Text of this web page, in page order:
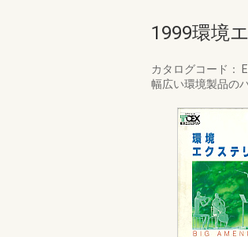
1999環境
カタログコード：
幅広い環境製品の